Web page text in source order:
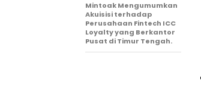
Mintoak Mengumumkan
Akuisisi terhadap
Perusahaan Fintech ICC
Loyalty yang Berkantor
Pusat di Timur Tengah.